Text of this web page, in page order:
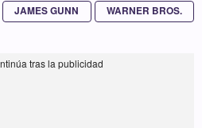
JAMES GUNN WARNER BROS.